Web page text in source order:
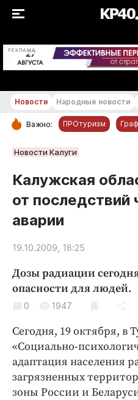
РЕКЛАМА
РУБРИКИ
Новости компаний
Статьи
Народные новости
Авто и транспорт
Криминал
Культура
Образование
Погода
Праздники
Новости Народные новости
Важно: ПРОтуризм
Новости Калуги
Калужская
от последствий
аварии
19.10.2009, 18:25
Дозы радиации
опасности для людей.
0 1947
Сегодня, 19 октября, в
«Социально-
адаптация населения
загрязненных
зоны России и